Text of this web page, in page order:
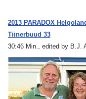
2013 PARADOX
Tiinerbuud 33
30:46 Min., edited by B.J.